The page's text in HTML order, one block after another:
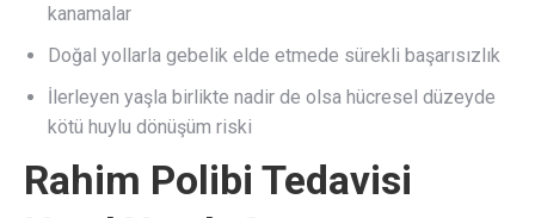
kanamalar
Doğal yollarla gebelik elde etmede sürekli başarısızlık
İlerleyen yaşla birlikte nadir de olsa hücresel düzeyde
kötü huylu dönüşüm riski
Rahim Polibi Tedavisi